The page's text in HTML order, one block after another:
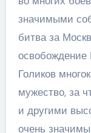
значимыми
битва за
Голиков
мужество, за
и другими
очень